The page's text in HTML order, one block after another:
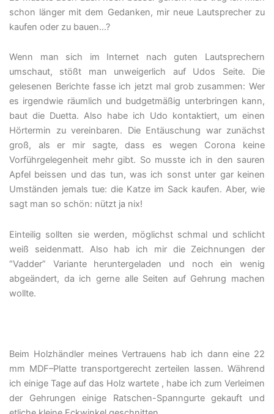
schon länger mit dem Gedanken, mir neue Lautsprecher zu
kaufen oder zu bauen…?
Wenn man sich im Internet nach guten Lautsprechern
umschaut, stößt man unweigerlich auf Udos Seite. Die
gelesenen Berichte fasse ich jetzt mal grob zusammen: Wer
es irgendwie räumlich und budgetmäßig unterbringen kann,
baut die Duetta. Also habe ich Udo kontaktiert, um einen
Hörtermin zu vereinbaren. Die Entäuschung war zunächst
groß, als er mir sagte, dass es wegen Corona keine
Vorführgelegenheit mehr gibt. So musste ich in den sauren
Apfel beissen und das tun, was ich sonst unter gar keinen
Umständen jemals tue: die Katze im Sack kaufen. Aber, wie
sagt man so schön: nützt ja nix!
Einteilig sollten sie werden, möglichst schmal und schlicht
weiß seidenmatt. Also hab ich mir die Zeichnungen der
“Vadder” Variante heruntergeladen und noch ein wenig
abgeändert, da ich gerne alle Seiten auf Gehrung machen
wollte.
Beim Holzhändler meines Vertrauens hab ich dann eine 22
mm MDF–Platte transportgerecht zerteilen lassen. Während
ich einige Tage auf das Holz wartete , habe ich zum Verleimen
der Gehrungen einige Ratschen-Spanngurte gekauft und